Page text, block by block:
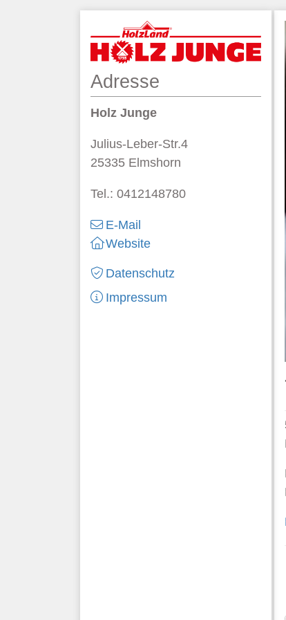
Adresse
Holz Junge
Julius-Leber-Str.4
25335 Elmshorn
Tel.: 0412148780
E-Mail
Website
Datenschutz
Impressum